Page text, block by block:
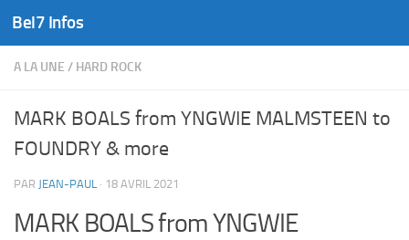
Skip to content
Bel7 Infos
A LA UNE / HARD ROCK
MARK BOALS from YNGWIE MALMSTEEN to
FOUNDRY & more
PAR JEAN-PAUL · 18 AVRIL 2021
MARK BOALS from YNGWIE